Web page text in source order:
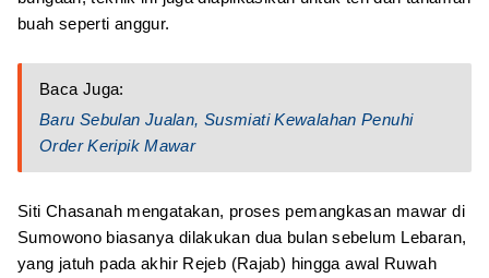
buah seperti anggur.
Baca Juga:
Baru Sebulan Jualan, Susmiati Kewalahan Penuhi
Order Keripik Mawar
Siti Chasanah mengatakan, proses pemangkasan mawar di
Sumowono biasanya dilakukan dua bulan sebelum Lebaran,
yang jatuh pada akhir Rejeb (Rajab) hingga awal Ruwah